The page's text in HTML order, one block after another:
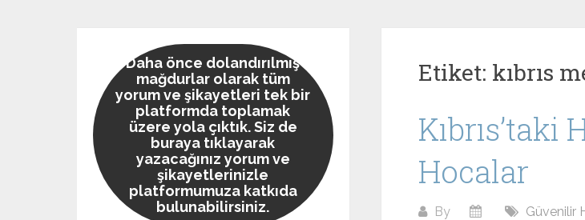
Etiket: kıbrıs
Hocalar
By Güvenilir
Daha önce dolandırılmış
mağdurlar olarak tüm
yorum ve şikayetleri tek bir
platformda toplamak
üzere yola çıktık. Siz de
buraya tıklayarak
yazacağınız yorum ve
şikayetlerinizle
platformumuza katkıda
bulunabilirsiniz.